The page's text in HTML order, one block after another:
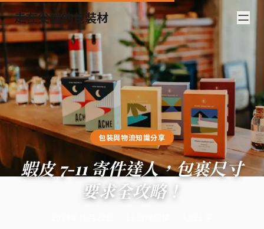
走在尖端的包裝材
包裝與物流知識分享
蝦皮 7-11 寄件達人，包裹尺寸
要求全攻略！